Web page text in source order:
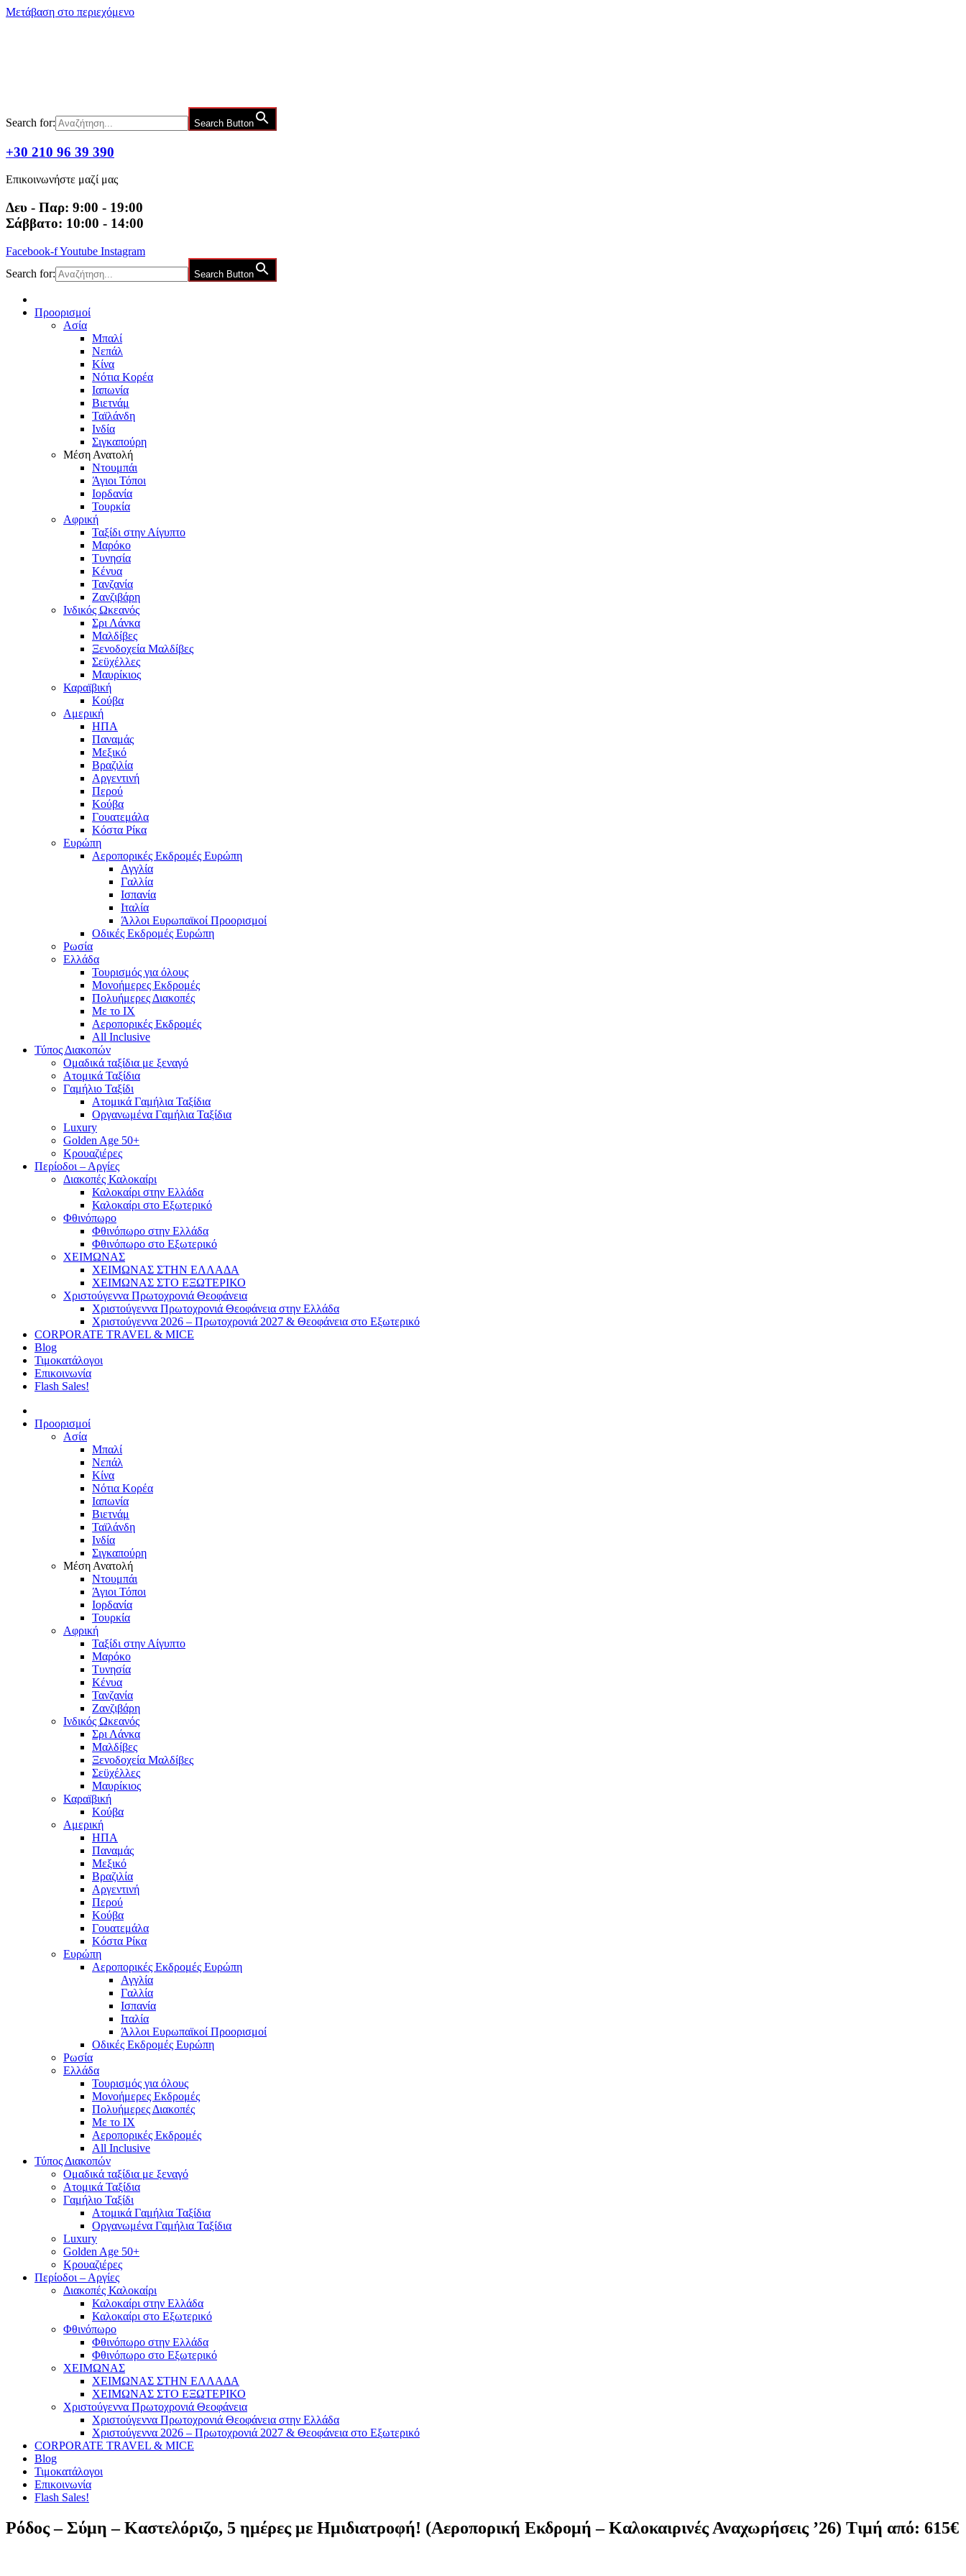
Μετάβαση στο περιεχόμενο
Search for: Search Button
+30 210 96 39 390
Επικοινωνήστε μαζί μας
Δευ - Παρ: 9:00 - 19:00
Σάββατο: 10:00 - 14:00
Facebook-fYoutube Instagram
Search for:
Search Button
Προορισμοί
Ασία
Μπαλί
Νεπάλ
Κίνα
Νότια Κορέα
Ιαπωνία
Βιετνάμ
Ταϊλάνδη
Ινδία
Σιγκαπούρη
Μέση Ανατολή
Ντουμπάι
Άγιοι Τόποι
Ιορδανία
Τουρκία
Αφρική
Ταξίδι στην Αίγυπτο
Μαρόκο
Τυνησία
Κένυα
Τανζανία
Ζανζιβάρη
Ινδικός Ωκεανός
Σρι Λάνκα
Μαλδίβες
Ξενοδοχεία Μαλδίβες
Σεϋχέλλες
Μαυρίκιος
Καραϊβική
Κούβα
Αμερική
ΗΠΑ
Παναμάς
Μεξικό
Βραζιλία
Αργεντινή
Περού
Κούβα
Γουατεμάλα
Κόστα Ρίκα
Ευρώπη
Αεροπορικές Εκδρομές Ευρώπη
Αγγλία
Γαλλία
Ισπανία
Ιταλία
Άλλοι Ευρωπαϊκοί Προορισμοί
Οδικές Εκδρομές Ευρώπη
Ρωσία
Ελλάδα
Τουρισμός για όλους
Mονοήμερες Εκδρομές
Πολυήμερες Διακοπές
Με το ΙΧ
Αεροπορικές Εκδρομές
All Inclusive
Τύπος Διακοπών
Ομαδικά ταξίδια με ξεναγό
Ατομικά Ταξίδια
Γαμήλιο Ταξίδι
Ατομικά Γαμήλια Ταξίδια
Οργανωμένα Γαμήλια Ταξίδια
Luxury
Golden Age 50+
Κρουαζιέρες
Περίοδοι – Αργίες
Διακοπές Καλοκαίρι
Καλοκαίρι στην Ελλάδα
Καλοκαίρι στο Εξωτερικό
Φθινόπωρο
Φθινόπωρο στην Ελλάδα
Φθινόπωρο στο Εξωτερικό
ΧΕΙΜΩΝΑΣ
ΧΕΙΜΩΝΑΣ ΣΤΗΝ ΕΛΛΑΔΑ
ΧΕΙΜΩΝΑΣ ΣΤΟ ΕΞΩΤΕΡΙΚΟ
Χριστούγεννα Πρωτοχρονιά Θεοφάνεια
Χριστούγεννα Πρωτοχρονιά Θεοφάνεια στην Ελλάδα
Χριστούγεννα 2026 – Πρωτοχρονιά 2027 & Θεοφάνεια στο Εξωτερικό
CORPORATE TRAVEL & MICE
Blog
Τιμοκατάλογοι
Επικοινωνία
Flash Sales!
Προορισμοί
Ασία
Μπαλί
Νεπάλ
Κίνα
Νότια Κορέα
Ιαπωνία
Βιετνάμ
Ταϊλάνδη
Ινδία
Σιγκαπούρη
Μέση Ανατολή
Ντουμπάι
Άγιοι Τόποι
Ιορδανία
Τουρκία
Αφρική
Ταξίδι στην Αίγυπτο
Μαρόκο
Τυνησία
Κένυα
Τανζανία
Ζανζιβάρη
Ινδικός Ωκεανός
Σρι Λάνκα
Μαλδίβες
Ξενοδοχεία Μαλδίβες
Σεϋχέλλες
Μαυρίκιος
Καραϊβική
Κούβα
Αμερική
ΗΠΑ
Παναμάς
Μεξικό
Βραζιλία
Αργεντινή
Περού
Κούβα
Γουατεμάλα
Κόστα Ρίκα
Ευρώπη
Αεροπορικές Εκδρομές Ευρώπη
Αγγλία
Γαλλία
Ισπανία
Ιταλία
Άλλοι Ευρωπαϊκοί Προορισμοί
Οδικές Εκδρομές Ευρώπη
Ρωσία
Ελλάδα
Τουρισμός για όλους
Mονοήμερες Εκδρομές
Πολυήμερες Διακοπές
Με το ΙΧ
Αεροπορικές Εκδρομές
All Inclusive
Τύπος Διακοπών
Ομαδικά ταξίδια με ξεναγό
Ατομικά Ταξίδια
Γαμήλιο Ταξίδι
Ατομικά Γαμήλια Ταξίδια
Οργανωμένα Γαμήλια Ταξίδια
Luxury
Golden Age 50+
Κρουαζιέρες
Περίοδοι – Αργίες
Διακοπές Καλοκαίρι
Καλοκαίρι στην Ελλάδα
Καλοκαίρι στο Εξωτερικό
Φθινόπωρο
Φθινόπωρο στην Ελλάδα
Φθινόπωρο στο Εξωτερικό
ΧΕΙΜΩΝΑΣ
ΧΕΙΜΩΝΑΣ ΣΤΗΝ ΕΛΛΑΔΑ
ΧΕΙΜΩΝΑΣ ΣΤΟ ΕΞΩΤΕΡΙΚΟ
Χριστούγεννα Πρωτοχρονιά Θεοφάνεια
Χριστούγεννα Πρωτοχρονιά Θεοφάνεια στην Ελλάδα
Χριστούγεννα 2026 – Πρωτοχρονιά 2027 & Θεοφάνεια στο Εξωτερικό
CORPORATE TRAVEL & MICE
Blog
Τιμοκατάλογοι
Επικοινωνία
Flash Sales!
Ρόδος – Σύμη – Καστελόριζο, 5 ημέρες με Ημιδιατροφή! (Αεροπορική Εκδρομή – Καλοκαιρινές Αναχωρήσεις ’26) Τιμή από: 615€